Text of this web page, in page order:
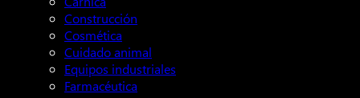
Construcción
Cosmética
Cuidado animal
Equipos industriales
Farmacéutica